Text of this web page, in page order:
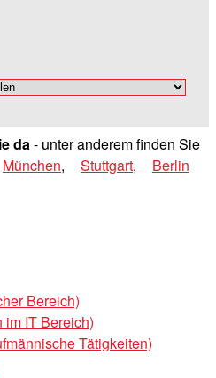
da- unter anderem finden Sie
München, Stuttgart,
Berlin
Bereich)
im IT Bereich)
Tätigkeiten)